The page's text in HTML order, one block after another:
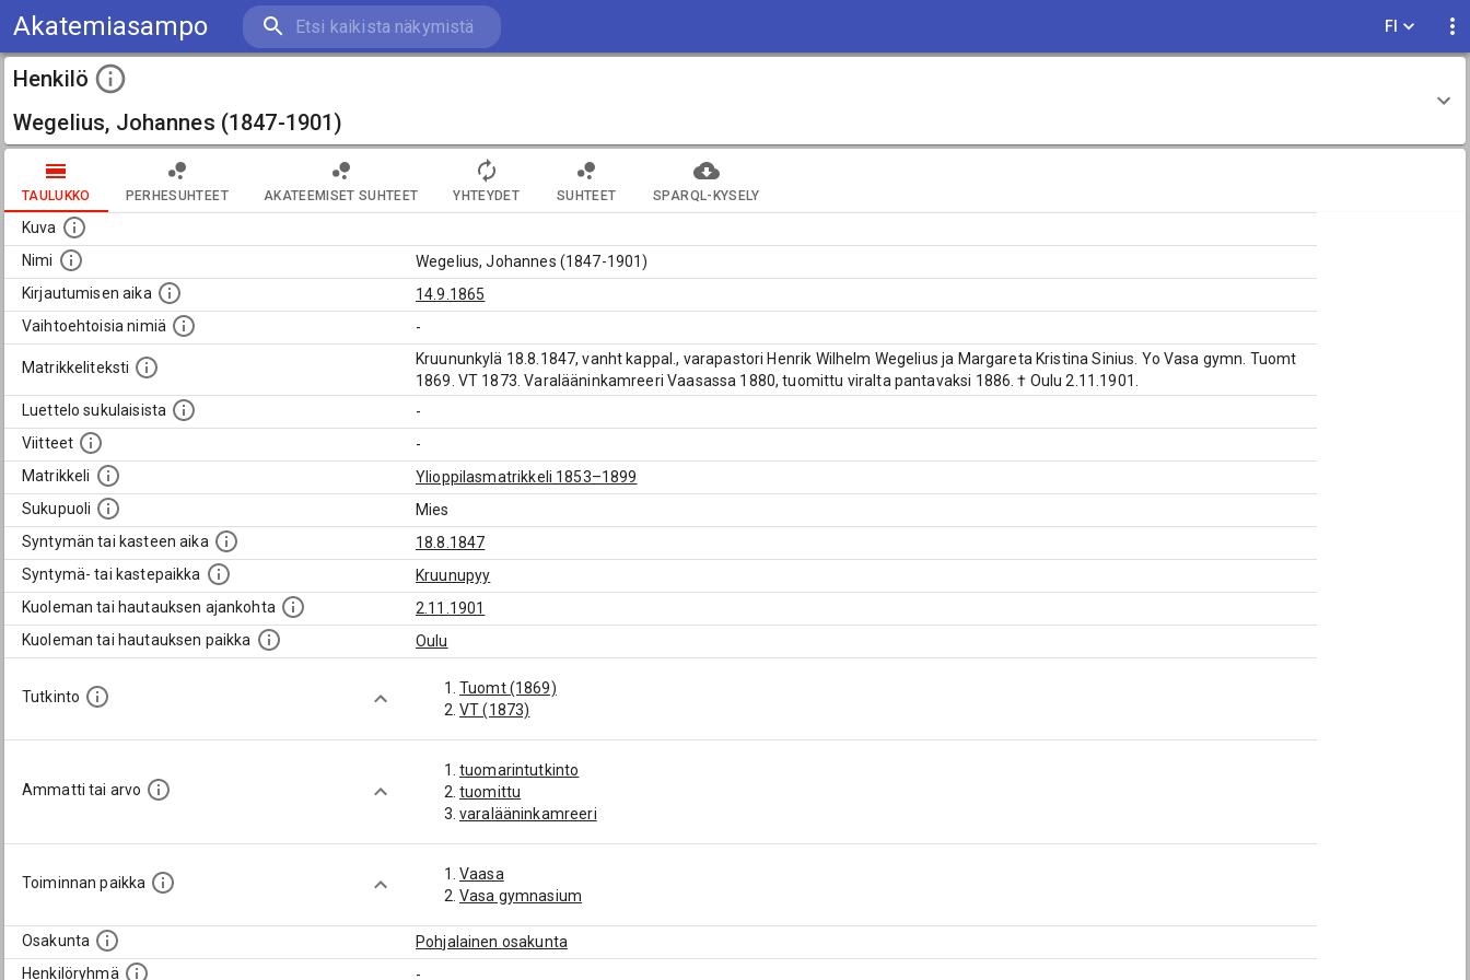
Akatemiasampo FI
Henkilö
Wegelius, Johannes (1847-1901)
TAULUKKO PERHESUHTEET AKATEEMISET SUHTEET YHTEYDET SUHTEET SPARQL-KYSELY
Kuva
Nimi
Wegelius, Johannes (1847-1901)
Kirjautumisen aika
14.9.1865
Vaihtoehtoisia nimiä
-
Matrikkeliteksti
Kruununkylä 18.8.1847, vanht kappal., varapastori Henrik Wilhelm Wegelius ja Margareta Kristina Sinius. Yo Vasa gymn. Tuomt
1869. VT 1873. Varalääninkamreeri Vaasassa 1880, tuomittu viralta pantavaksi 1886. † Oulu 2.11.1901.
Luettelo sukulaisista
-
Viitteet
-
Matrikkeli
Ylioppilasmatrikkeli 1853–1899
Sukupuoli
Mies
Syntymän tai kasteen aika
18.8.1847
Syntymä- tai kastepaikka
Kruunupyy
Kuoleman tai hautauksen ajankohta
2.11.1901
Kuoleman tai hautauksen paikka
Oulu
Tutkinto
Tuomt (1869)
VT (1873)
Ammatti tai arvo
tuomarintutkinto
tuomittu
varalääninkamreeri
Toiminnan paikka
Vaasa
Vasa gymnasium
Osakunta
Pohjalainen osakunta
Henkilöryhmä
-